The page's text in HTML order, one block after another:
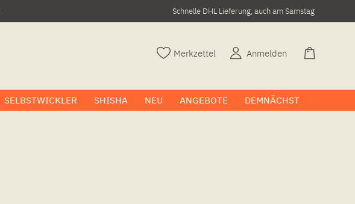
Schnelle DHL Lieferung, auch am Samstag
Merkzettel Anmelden
SELBSTWICKLER SHISHA NEU ANGEBOTE DEMNÄCHST